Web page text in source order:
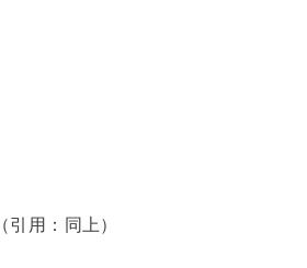
（引用：同上）